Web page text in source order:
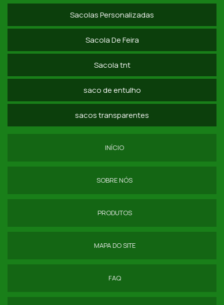
COMPRAR SACOLA DE NYLON 600 EM ATACADO
SACOLA PVC TRANSPARENTE SP
EMPRESA DE NECESSAIRE PVC CRISTAL
FORNECEDODR DE NECESSAIRE PVC TRANSPARENTE
DISTRIBUIDOR DE SACOLA DE FEIRA DE NYLON
COMPRAR SACOLA NYLON DOBRAVEL
ECOBAG NYLON EMBORRACHADO
ECOBAG NYLON
FORNECEDOR DE NECESSAIRE PVC TRANSPARENTE
Sacolas Personalizadas
Sacola De Feira
Sacola tnt
saco de entulho
sacos transparentes
INÍCIO
SOBRE NÓS
PRODUTOS
MAPA DO SITE
FAQ